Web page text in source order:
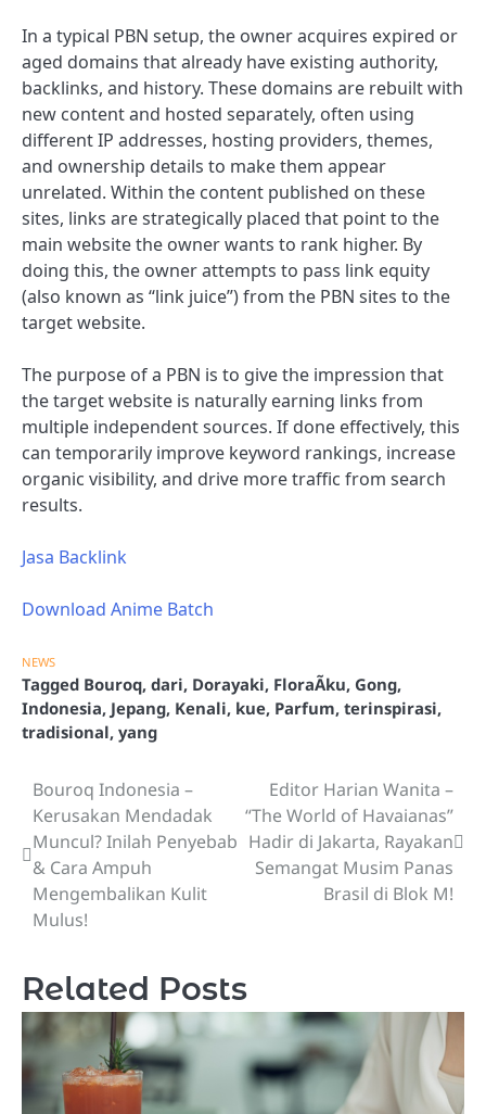
In a typical PBN setup, the owner acquires expired or
aged domains that already have existing authority,
backlinks, and history. These domains are rebuilt with
new content and hosted separately, often using
different IP addresses, hosting providers, themes,
and ownership details to make them appear
unrelated. Within the content published on these
sites, links are strategically placed that point to the
main website the owner wants to rank higher. By
doing this, the owner attempts to pass link equity
(also known as “link juice”) from the PBN sites to the
target website.
The purpose of a PBN is to give the impression that
the target website is naturally earning links from
multiple independent sources. If done effectively, this
can temporarily improve keyword rankings, increase
organic visibility, and drive more traffic from search
results.
Jasa Backlink
Download Anime Batch
NEWS
Tagged Bouroq, dari, Dorayaki, FloraÃku, Gong,
Indonesia, Jepang, Kenali, kue, Parfum, terinspirasi,
tradisional, yang
Post
navigation
Bouroq Indonesia –
Kerusakan Mendadak
Muncul? Inilah Penyebab
& Cara Ampuh
Mengembalikan Kulit
Mulus!
Editor Harian Wanita –
“The World of Havaianas”
Hadir di Jakarta, Rayakan
Semangat Musim Panas
Brasil di Blok M!
Related Posts